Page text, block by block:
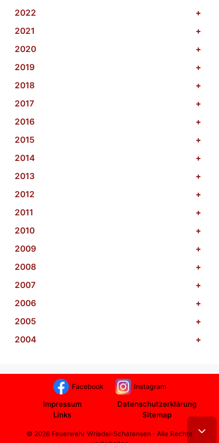
2022
+
2021
+
2020
+
2019
+
2018
+
2017
+
2016
+
2015
+
2014
+
2013
+
2012
+
2011
+
2010
+
2009
+
2008
+
2007
+
2006
+
2005
+
2004
+
Facebook Instagram
Impressum
Datenschutzerklärung
Links
Sitemap
© 2026 Feuerwehr Wriedel-Schatensen · Alle Rechte